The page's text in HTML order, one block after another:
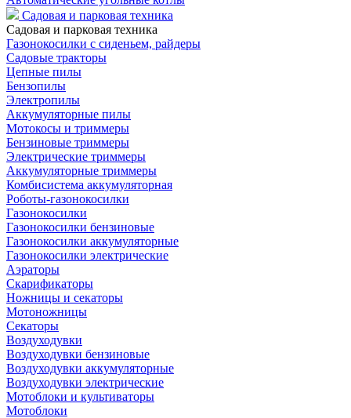
Садовая и парковая техника
Садовая и парковая техника
Газонокосилки с сиденьем, райдеры
Садовые тракторы
Цепные пилы
Бензопилы
Электропилы
Аккумуляторные пилы
Мотокосы и триммеры
Бензиновые триммеры
Электрические триммеры
Аккумуляторные триммеры
Комбисистема аккумуляторная
Роботы-газонокосилки
Газонокосилки
Газонокосилки бензиновые
Газонокосилки аккумуляторные
Газонокосилки электрические
Аэраторы
Скарификаторы
Ножницы и секаторы
Мотоножницы
Секаторы
Воздуходувки
Воздуходувки бензиновые
Воздуходувки аккумуляторные
Воздуходувки электрические
Мотоблоки и культиваторы
Мотоблоки